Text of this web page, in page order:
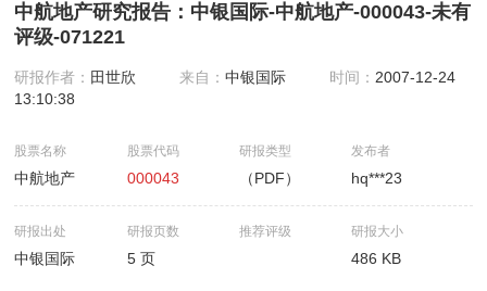
中航地产研究报告：中银国际-中航地产-000043-未有
评级-071221
研报作者： 田世欣 来自：中银国际 时间： 2007-12-24
13:10:38
股票名称
中航地产
股票代码
000043
研报类型
（PDF）
发布者
hq***23
研报出处
中银国际
研报页数
5 页
推荐评级 研报大小
486 KB